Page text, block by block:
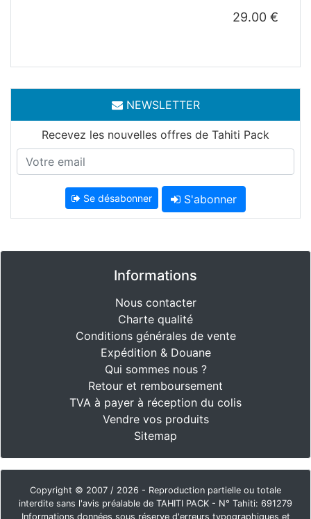
NEWSLETTER
Recevez les nouvelles offres de Tahiti Pack
Se désabonner S'abonner
Informations
Nous contacter
Charte qualité
Conditions générales de vente
Expédition & Douane
Qui sommes nous ?
Retour et remboursement
TVA à payer à réception du colis
Vendre vos produits
Sitemap
Copyright © 2007 / 2026 - Reproduction partielle ou totale
interdite sans l'avis préalable de TAHITI PACK - N° Tahiti: 691279
Informations données sous réserve d'erreurs typographiques et